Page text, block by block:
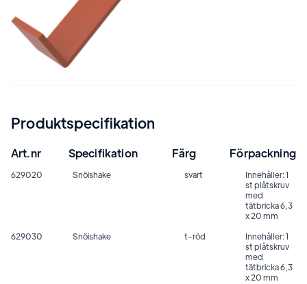
Produktspecifikation
Art.nr Specifikation Färg Förpackning
629020 Snöishake svart
Innehåller: 1
st plåtskruv
med
tätbricka 6,3
x 20 mm
629030
Snöishake t-röd
Innehåller: 1
st plåtskruv
med
tätbricka 6,3
x 20 mm